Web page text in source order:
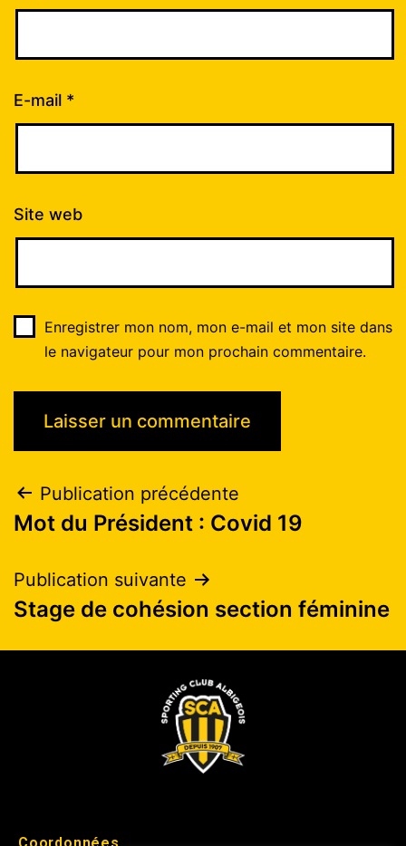
E-mail *
Site web
Enregistrer mon nom, mon e-mail et mon site dans
le navigateur pour mon prochain commentaire.
Publication précédente
Mot du Président : Covid 19
Publication suivante
Stage de cohésion section féminine